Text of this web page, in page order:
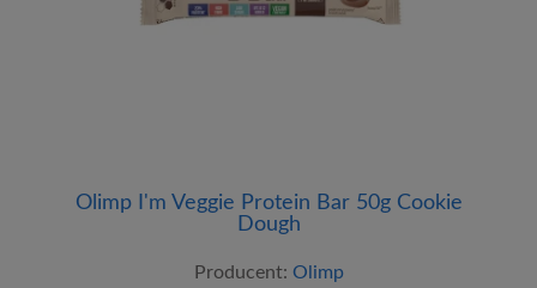
Olimp I'm Veggie Protein Bar 50g Cookie
Dough
Producent: Olimp